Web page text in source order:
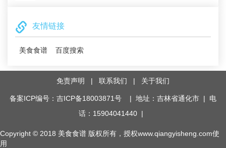
友情链接
美食食谱 百度搜索
免责声明 | 联系我们 | 关于我们
备案ICP编号：吉ICP备18003871号 | 地址：吉林省通化市 | 电
话：15904041440 |
Copyright © 2018 美食食谱 版权所有，授权www.qiangyisheng.com使
用